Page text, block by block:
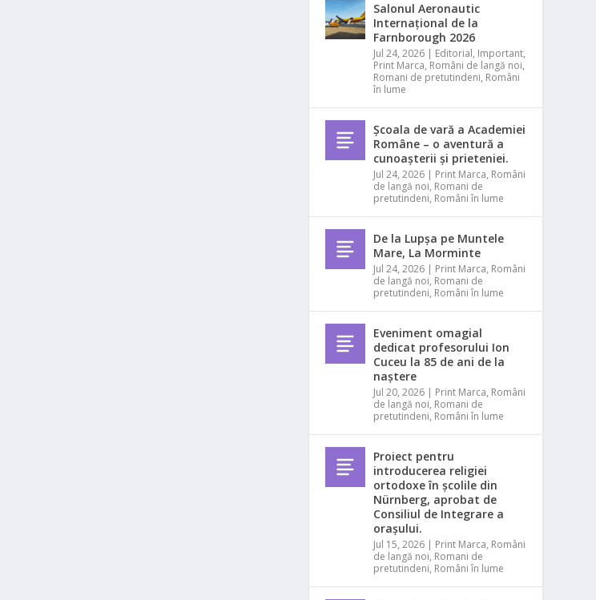
Salonul Aeronautic
Internațional de la
Farnborough 2026
Jul 24, 2026 | Editorial, Important,
Print Marca, Români de langă noi,
Romani de pretutindeni, Români
în lume
Școala de vară a Academiei
Române – o aventură a
cunoașterii și prieteniei.
Jul 24, 2026 | Print Marca, Români
de langă noi, Romani de
pretutindeni, Români în lume
De la Lupșa pe Muntele
Mare, La Morminte
Jul 24, 2026 | Print Marca, Români
de langă noi, Romani de
pretutindeni, Români în lume
Eveniment omagial
dedicat profesorului Ion
Cuceu la 85 de ani de la
naștere
Jul 20, 2026 | Print Marca, Români
de langă noi, Romani de
pretutindeni, Români în lume
Proiect pentru
introducerea religiei
ortodoxe în școlile din
Nürnberg, aprobat de
Consiliul de Integrare a
orașului.
Jul 15, 2026 | Print Marca, Români
de langă noi, Romani de
pretutindeni, Români în lume